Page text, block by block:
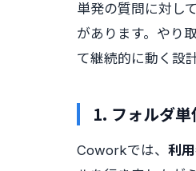
単発の質問に対し
があります。やり
て継続的に動く設
1. フォルダ
Coworkでは、 利